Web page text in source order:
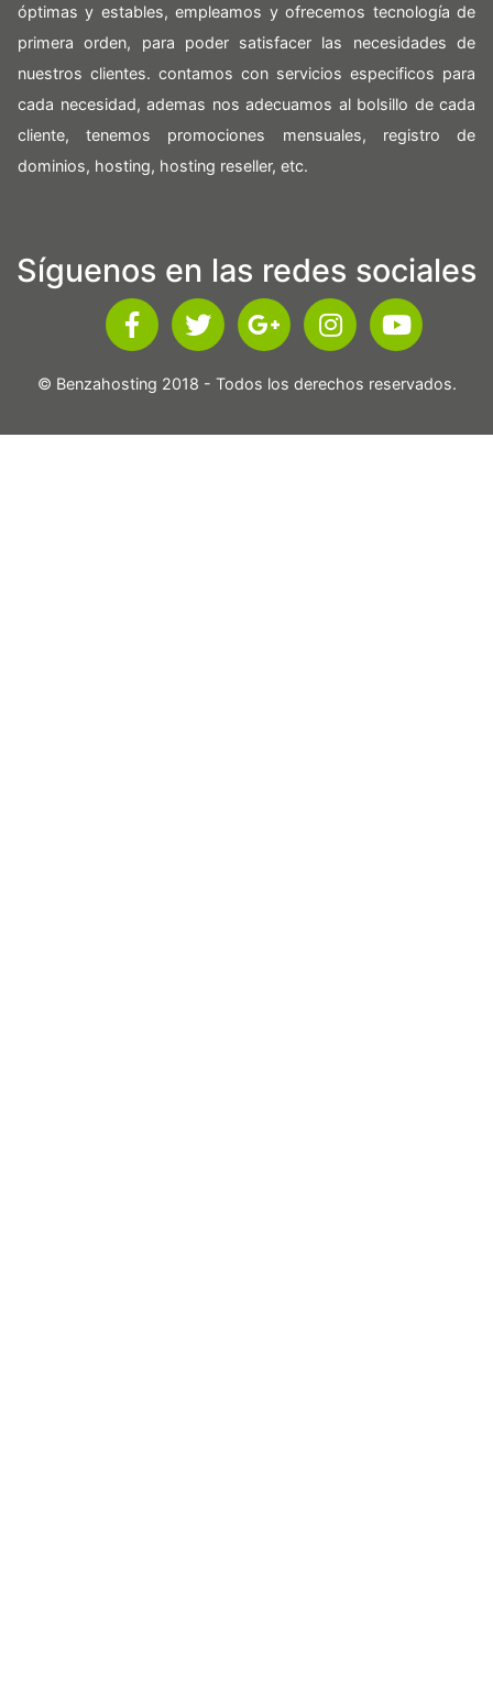
óptimas y estables, empleamos y ofrecemos tecnología de
primera orden, para poder satisfacer las necesidades de
nuestros clientes. contamos con servicios especificos para
cada necesidad, ademas nos adecuamos al bolsillo de cada
cliente, tenemos promociones mensuales, registro de
dominios, hosting, hosting reseller, etc.
Síguenos en las redes sociales
© Benzahosting 2018 - Todos los derechos reservados.